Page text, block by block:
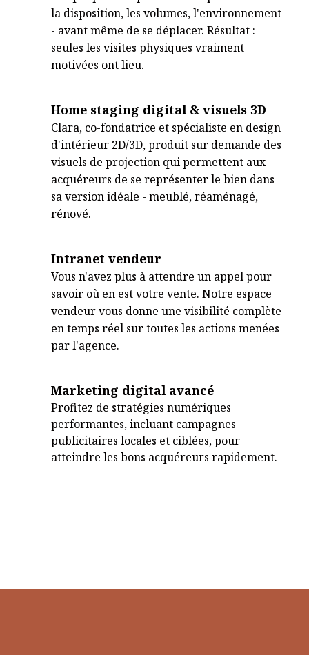
la disposition, les volumes, l'environnement
- avant même de se déplacer. Résultat :
seules les visites physiques vraiment
motivées ont lieu.
Home staging digital & visuels 3D
Clara, co-fondatrice et spécialiste en design
d'intérieur 2D/3D, produit sur demande des
visuels de projection qui permettent aux
acquéreurs de se représenter le bien dans
sa version idéale - meublé, réaménagé,
rénové.
Intranet vendeur
Vous n'avez plus à attendre un appel pour
savoir où en est votre vente. Notre espace
vendeur vous donne une visibilité complète
en temps réel sur toutes les actions menées
par l'agence.
Marketing digital avancé
Profitez de stratégies numériques
performantes, incluant campagnes
publicitaires locales et ciblées, pour
atteindre les bons acquéreurs rapidement.